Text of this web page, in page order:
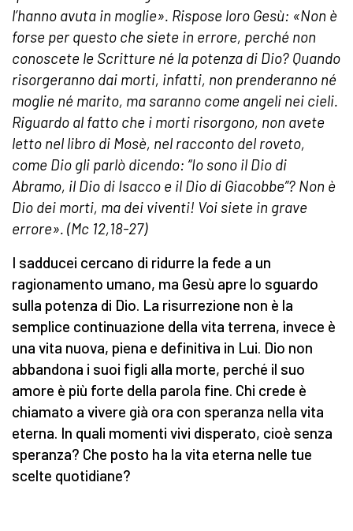
l’hanno avuta in moglie». Rispose loro Gesù: «Non è
forse per questo che siete in errore, perché non
conoscete le Scritture né la potenza di Dio? Quando
risorgeranno dai morti, infatti, non prenderanno né
moglie né marito, ma saranno come angeli nei cieli.
Riguardo al fatto che i morti risorgono, non avete
letto nel libro di Mosè, nel racconto del roveto,
come Dio gli parlò dicendo: “Io sono il Dio di
Abramo, il Dio di Isacco e il Dio di Giacobbe”? Non è
Dio dei morti, ma dei viventi! Voi siete in grave
errore». (Mc 12,18-27)
I sadducei cercano di ridurre la fede a un
ragionamento umano, ma Gesù apre lo sguardo
sulla potenza di Dio. La risurrezione non è la
semplice continuazione della vita terrena, invece è
una vita nuova, piena e definitiva in Lui. Dio non
abbandona i suoi figli alla morte, perché il suo
amore è più forte della parola fine. Chi crede è
chiamato a vivere già ora con speranza nella vita
eterna. In quali momenti vivi disperato, cioè senza
speranza? Che posto ha la vita eterna nelle tue
scelte quotidiane?